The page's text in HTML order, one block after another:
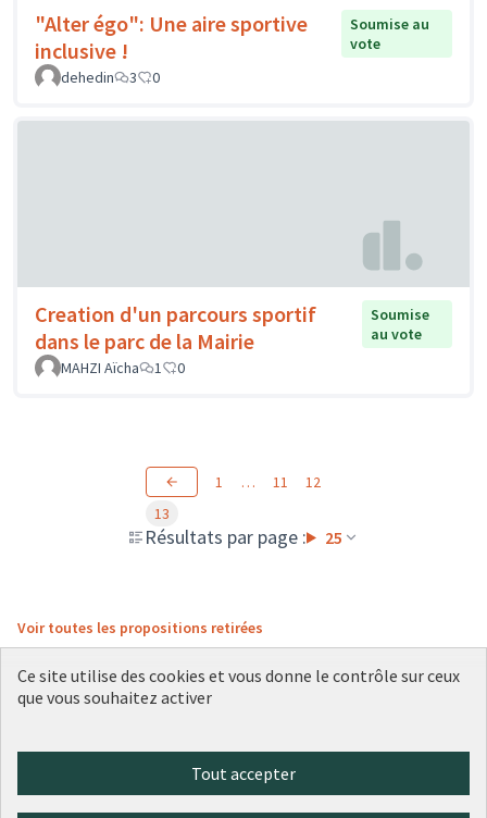
"Alter égo": Une aire sportive
inclusive !
Soumise au
vote
dehedin
3 0
Creation d'un parcours sportif
dans le parc de la Mairie
Soumise
au vote
MAHZI Aïcha
1 0
Résultats par page : 25
1 … 11
12
13
Voir toutes les propositions retirées
(Lien externe)
(Lien externe)
(Lien externe)
(Lien externe)
(Lien externe)
Ce site utilise des cookies et vous donne le contrôle sur ceux
que vous souhaitez activer
Tout accepter